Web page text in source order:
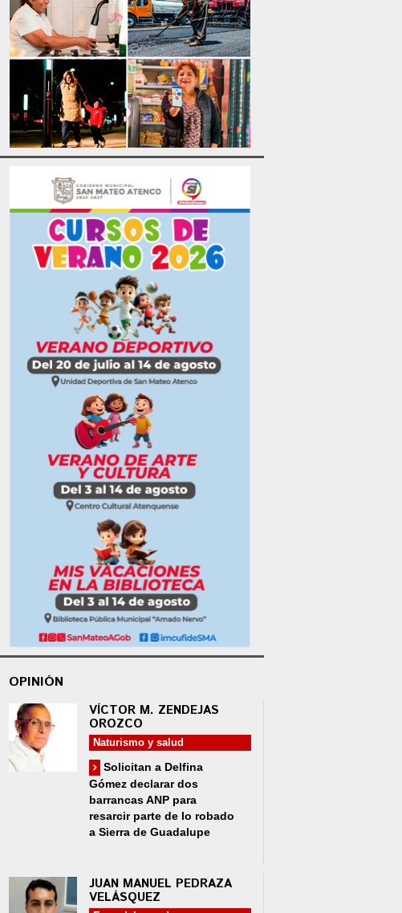
OPINIÓN
VÍCTOR M. ZENDEJAS
OROZCO
Naturismo y salud
Solicitan a Delfina
Gómez declarar dos
barrancas ANP para
resarcir parte de lo robado
a Sierra de Guadalupe
JUAN MANUEL PEDRAZA
VELÁSQUEZ